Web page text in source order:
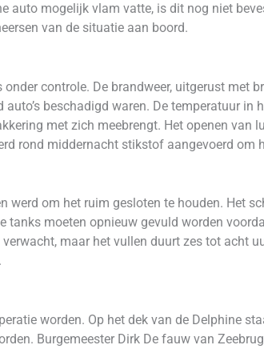
auto mogelijk vlam vatte, is dit nog niet
van de situatie aan boord.
controle. De brandweer, uitgerust met
beschadigd waren. De temperatuur in
met zich meebrengt. Het openen van
rond middernacht stikstof aangevoerd om
werd om het ruim gesloten te houden. Het
tanks moeten opnieuw gevuld worden
maar het vullen duurt zes tot acht
worden. Op het dek van de Delphine
Burgemeester Dirk De fauw van